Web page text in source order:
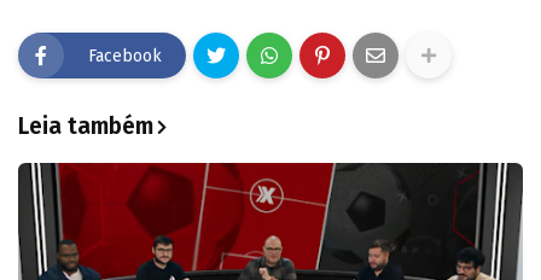
Facebook
Leia também